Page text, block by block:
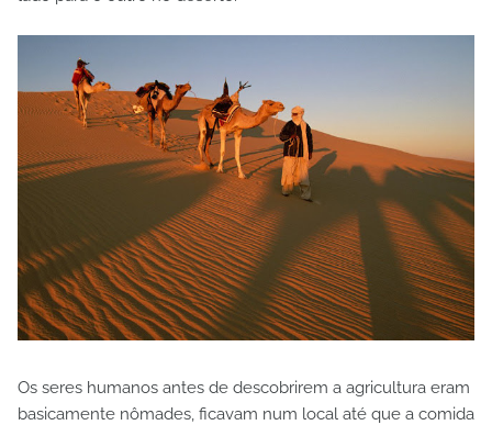
Os seres humanos antes de descobrirem a agricultura eram
basicamente nômades, ficavam num local até que a comida